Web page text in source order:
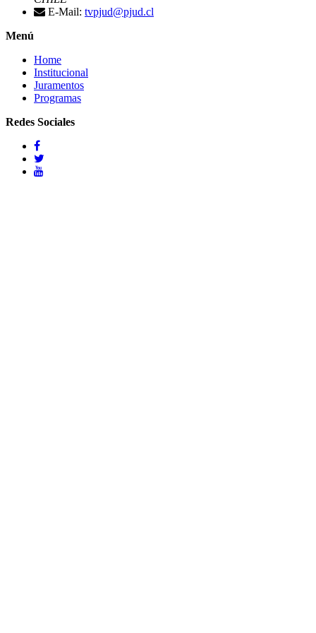
E-Mail: tvpjud@pjud.cl
Menú
Home
Institucional
Juramentos
Programas
Redes Sociales